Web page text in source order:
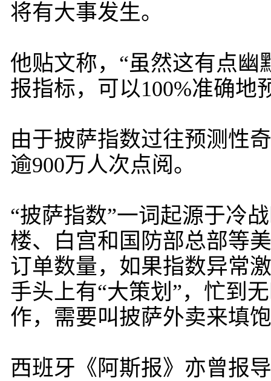
将有大事发生。
他贴文称，“虽然这有点
报指标，可以100%准确地
由于披萨指数过往预测性
逾900万人次点阅。
“披萨指数”一词起源于冷
楼、白宫和国防部总部等
订单数量，如果指数异常
手头上有“大策划”，忙到
作，需要叫披萨外卖来填
西班牙《阿斯报》亦曾报